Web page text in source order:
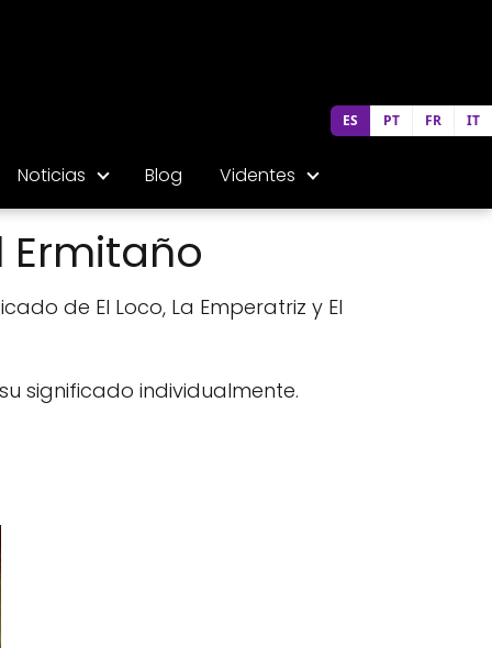
Noticias Blog Videntes
Ermitaño
de El Loco, La Emperatriz y El
significado individualmente.
ES PT FR IT